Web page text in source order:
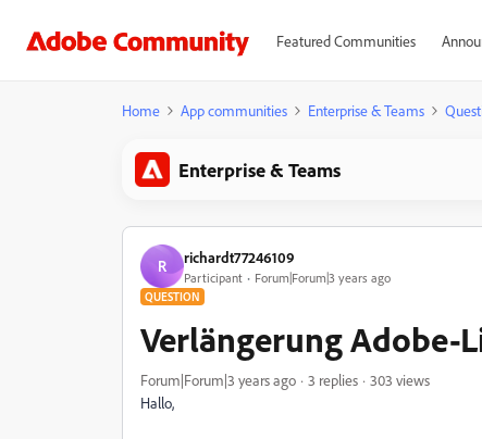
Featured Communities
Home App communities Enterprise & Teams
Enterprise & Teams
R richardt77246109
Participant Forum|Forum|3 years ago
QUESTION
Verlängerung Adobe-
Forum|Forum|3 years ago 3 replies
303 views
Hallo,